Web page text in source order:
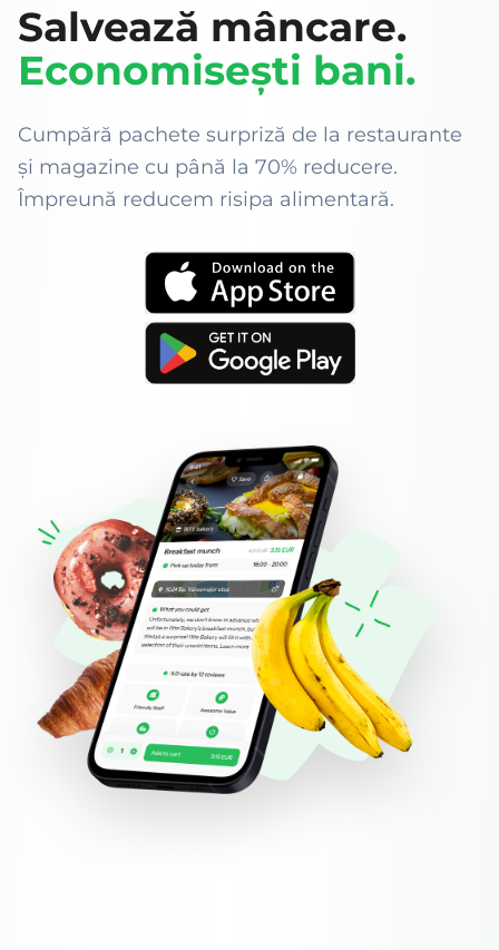
Salvează mâncare.
Economisești bani.
Cumpără pachete surpriză de la restaurante
și magazine cu până la 70% reducere.
Împreună reducem risipa alimentară.